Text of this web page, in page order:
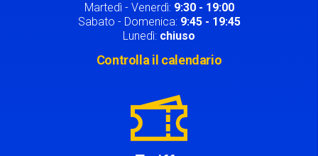
Martedì - Venerdì: 9:30 - 19:00
Sabato - Domenica: 9:45 - 19:45
Lunedì: chiuso
Controlla il calendario